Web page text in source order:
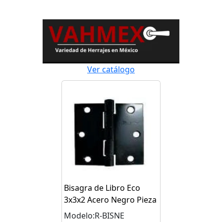
Ver catálogo
Bisagra de Libro Eco
3x3x2 Acero Negro Pieza
Modelo:R-BISNE